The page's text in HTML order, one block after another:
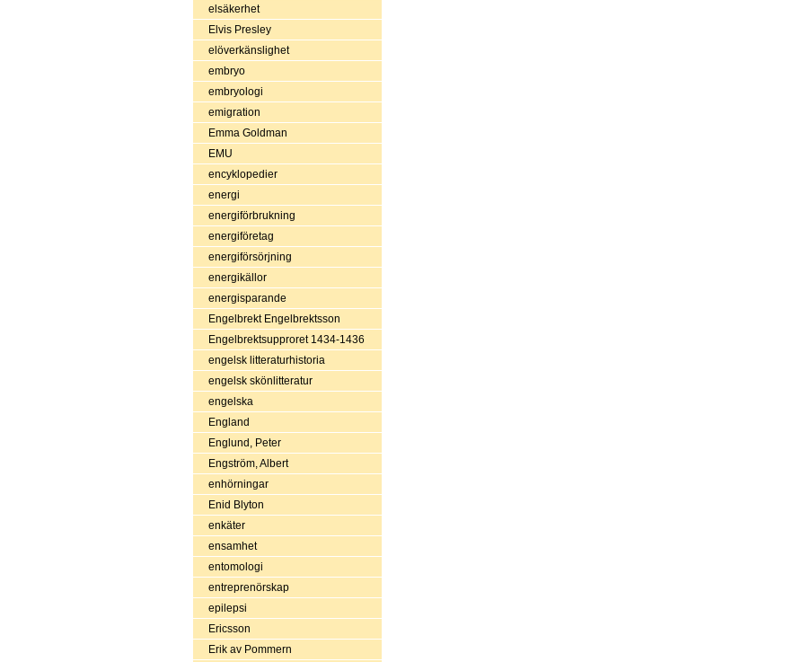
elsäkerhet
Elvis Presley
elöverkänslighet
embryo
embryologi
emigration
Emma Goldman
EMU
encyklopedier
energi
energiförbrukning
energiföretag
energiförsörjning
energikällor
energisparande
Engelbrekt Engelbrektsson
Engelbrektsupproret 1434-1436
engelsk litteraturhistoria
engelsk skönlitteratur
engelska
England
Englund, Peter
Engström, Albert
enhörningar
Enid Blyton
enkäter
ensamhet
entomologi
entreprenörskap
epilepsi
Ericsson
Erik av Pommern